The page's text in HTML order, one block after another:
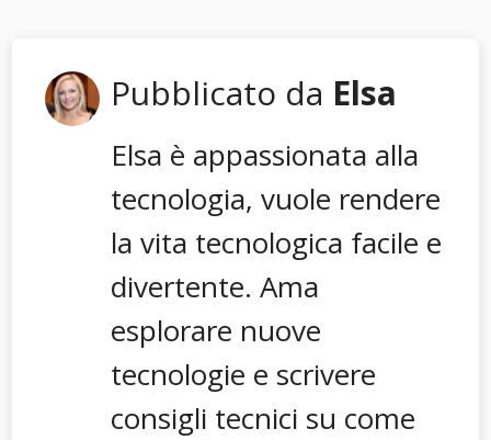
Pubblicato da Elsa
Elsa è appassionata alla
tecnologia, vuole rendere
la vita tecnologica facile e
divertente. Ama
esplorare nuove
tecnologie e scrivere
consigli tecnici su come